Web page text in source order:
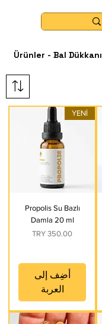
Ürünler - Bal Dükkanı
YENİ
Propolis Su Bazlı
Damla 20 ml
السعر
أضِف إلى
العربة